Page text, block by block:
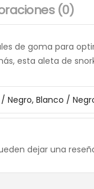
(0)
de goma para
esta aleta de
Negro, Blanco /
dejar una